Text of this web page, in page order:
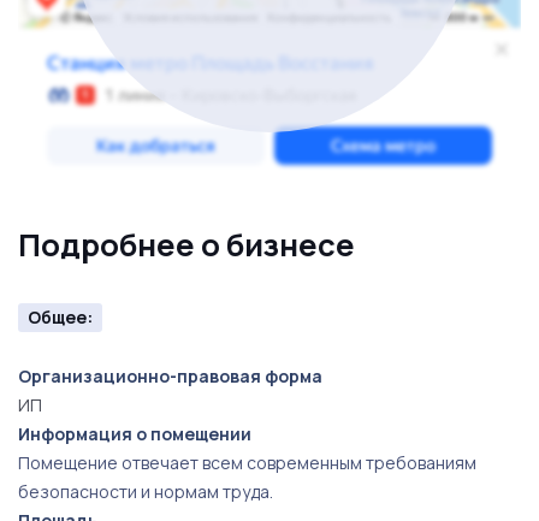
Подробнее о бизнесе
Общее:
Организационно-правовая форма
ИП
Информация о помещении
Помещение отвечает всем современным требованиям
безопасности и нормам труда.